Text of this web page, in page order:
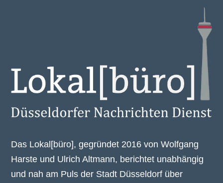
Das Lokal[büro], gegründet 2016 von Wolfgang
Harste und Ulrich Altmann, berichtet unabhängig
und nah am Puls der Stadt Düsseldorf über